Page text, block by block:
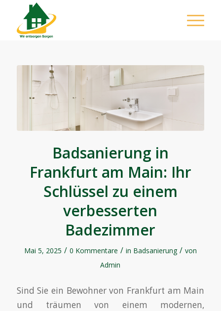
Badsanierung in
Frankfurt am Main: Ihr
Schlüssel zu einem
verbesserten
Badezimmer
Mai 5, 2025 / 0 Kommentare / in Badsanierung / von
Admin
Sind Sie ein Bewohner von Frankfurt am Main
und träumen von einem modernen,